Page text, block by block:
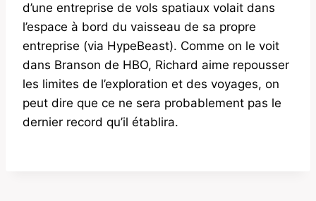
d’une entreprise de vols spatiaux volait dans
l’espace à bord du vaisseau de sa propre
entreprise (via HypeBeast). Comme on le voit
dans Branson de HBO, Richard aime repousser
les limites de l’exploration et des voyages, on
peut dire que ce ne sera probablement pas le
dernier record qu’il établira.